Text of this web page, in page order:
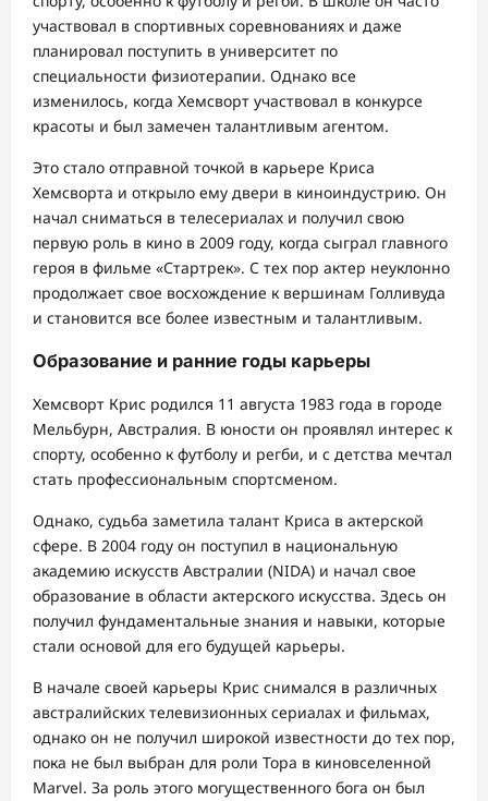
участвовал в спортивных соревнованиях и даже
планировал поступить в университет по
специальности физиотерапии. Однако все
изменилось, когда Хемсворт участвовал в конкурсе
красоты и был замечен талантливым агентом.
Это стало отправной точкой в карьере Криса
Хемсворта и открыло ему двери в киноиндустрию. Он
начал сниматься в телесериалах и получил свою
первую роль в кино в 2009 году, когда сыграл главного
героя в фильме «Стартрек». С тех пор актер неуклонно
продолжает свое восхождение к вершинам Голливуда
и становится все более известным и талантливым.
Образование и ранние годы карьеры
Хемсворт Крис родился 11 августа 1983 года в городе
Мельбурн, Австралия. В юности он проявлял интерес к
спорту, особенно к футболу и регби, и с детства мечтал
стать профессиональным спортсменом.
Однако, судьба заметила талант Криса в актерской
сфере. В 2004 году он поступил в национальную
академию искусств Австралии (NIDA) и начал свое
образование в области актерского искусства. Здесь он
получил фундаментальные знания и навыки, которые
стали основой для его будущей карьеры.
В начале своей карьеры Крис снимался в различных
австралийских телевизионных сериалах и фильмах,
однако он не получил широкой известности до тех пор,
пока не был выбран для роли Тора в киновселенной
Marvel. За роль этого могущественного бога он был